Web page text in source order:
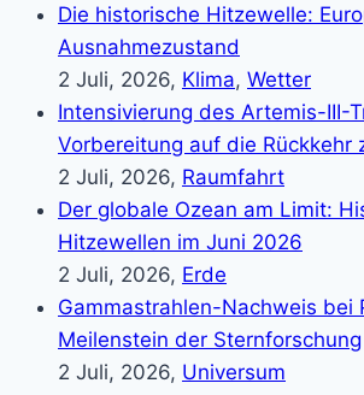
Die historische Hitzewelle:
Ausnahmezustand
2 Juli, 2026, Klima, Wetter
Intensivierung des Artemis-III-
Vorbereitung auf die Rückkehr
2 Juli, 2026, Raumfahrt
Der globale Ozean am Limit:
Hitzewellen im Juni 2026
2 Juli, 2026, Erde
Gammastrahlen-Nachweis bei
Meilenstein der Sternforschung
2 Juli, 2026, Universum